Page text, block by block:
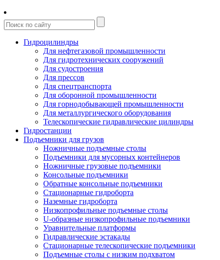
Гидроцилиндры
Для нефтегазовой промышленности
Для гидротехнических сооружений
Для судостроения
Для прессов
Для спецтранспорта
Для оборонной промышленности
Для горнодобывающей промышленности
Для металлургического оборудования
Телескопические гидравлические цилиндры
Гидростанции
Подъемники для грузов
Ножничные подъемные столы
Подъемники для мусорных контейнеров
Ножничные грузовые подъемники
Консольные подъемники
Обратные консольные подъемники
Стационарные гидроборта
Наземные гидроборта
Низкопрофильные подъемные столы
U-образные низкопрофильные подъемники
Уравнительные платформы
Гидравлические эстакады
Стационарные телескопические подъемники
Подъемные столы с низким подхватом